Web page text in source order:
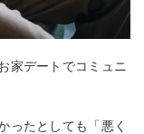
家デートでコミュニ
ったとしても「悪く